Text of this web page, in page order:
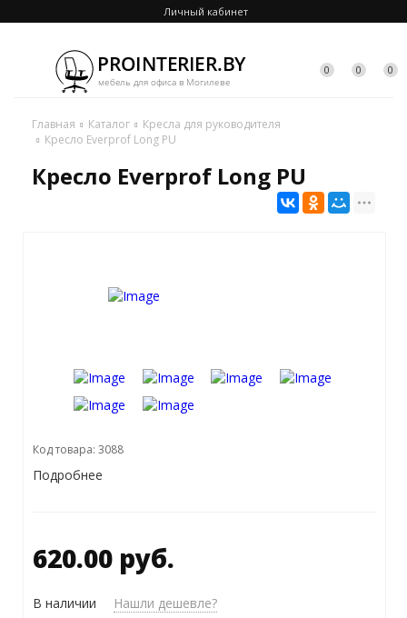
Личный кабинет
0 0 0
Главная Каталог
Кресла для руководителя
Кресло Everprof Long PU
Кресло Everprof Long PU
Код товара: 3088
Подробнее
620.00 руб.
В наличии Нашли дешевле?